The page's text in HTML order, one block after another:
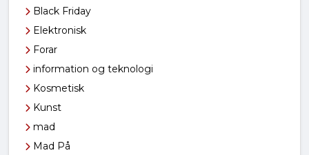
Black Friday
Elektronisk
Forar
information og teknologi
Kosmetisk
Kunst
mad
Mad På